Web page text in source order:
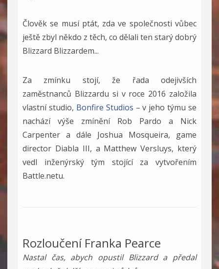
Člověk se musí ptát, zda ve společnosti vůbec
ještě zbyl někdo z těch, co dělali ten starý dobrý
Blizzard Blizzardem...
Za zmínku stojí, že řada odejivších
zaměstnanců Blizzardu si v roce 2016 založila
vlastní studio, Bonfire Studios – v jeho týmu se
nachází výše zmínění Rob Pardo a Nick
Carpenter a dále Joshua Mosqueira, game
director Diabla III, a Matthew Versluys, který
vedl inženýrský tým stojící za vytvořením
Battle.netu.
Rozloučení Franka Pearce
Nastal čas, abych opustil Blizzard a předal